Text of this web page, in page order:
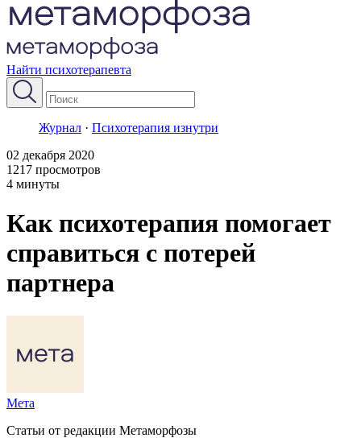
Найти психотерапевта
Журнал · Психотерапия изнутри
02 декабря 2020
1217 просмотров
4 минуты
Как психотерапия помогает
справиться с потерей
партнера
Мета
Статьи от редакции Метаморфозы